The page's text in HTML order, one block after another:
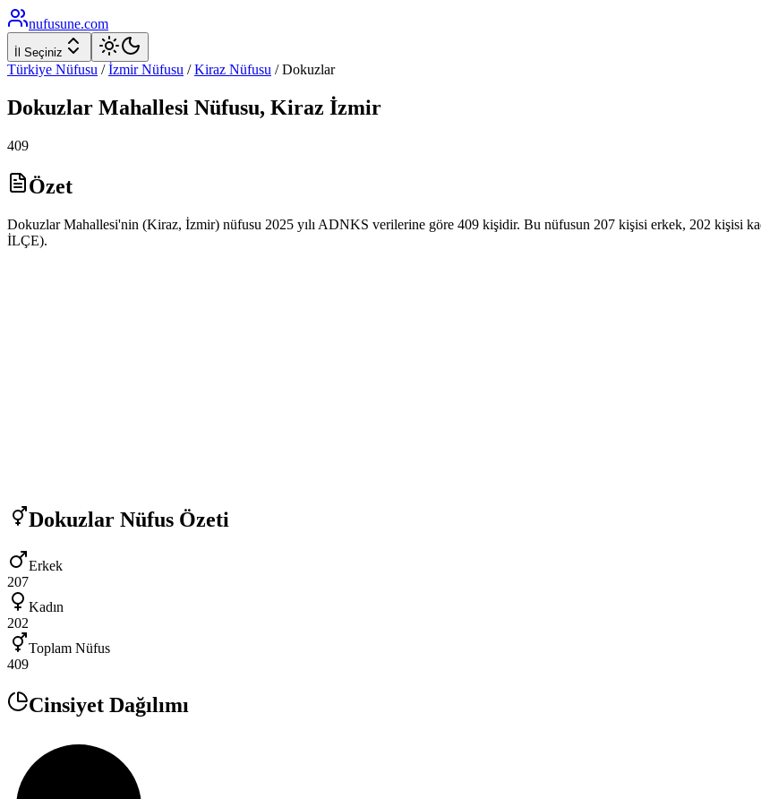
nufusune.com
İl Seçiniz
Türkiye Nüfusu / İzmirNüfusu / Kiraz Nüfusu /Dokuzlar
Dokuzlar Mahallesi Nüfusu, Kiraz İzmir
409
Özet
Dokuzlar Mahallesi'nin (Kiraz, İzmir) nüfusu 2025 yılı ADNKS verilerine göre 409 kişidir. Bu nüfusun 207 kişisi erkek, 202 kişisi
İLÇE).
Dokuzlar Nüfus Özeti
Erkek
207
Kadın
202
Toplam Nüfus
409
Cinsiyet Dağılımı